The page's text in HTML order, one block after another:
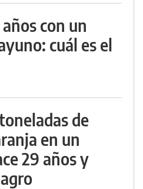
con un
cuál es el
de
en un
29 años y